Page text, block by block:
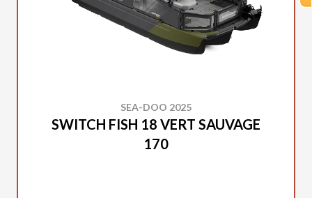
SEA-DOO 2025
SWITCH FISH 18 VERT SAUVAGE
170